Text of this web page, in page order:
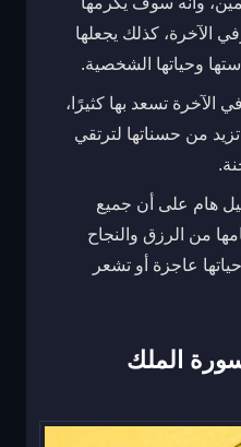
الآخرة، كذلك يجعلها
وحياتها الشخصية.
الآخرة تسعد بها كثيرًا،
من حسناتها لترتقي
هام على أن جميع
من الرزق والنجاح
عاجزة أو تشعر
الملك